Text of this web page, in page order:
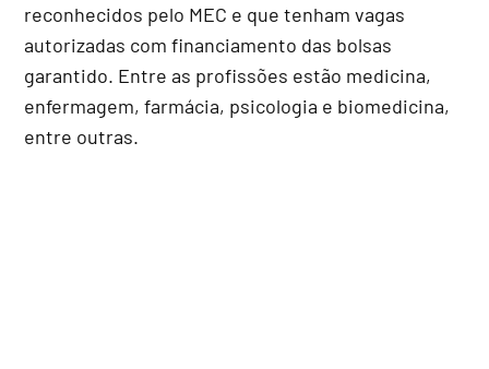
reconhecidos pelo MEC e que tenham vagas
autorizadas com financiamento das bolsas
garantido. Entre as profissões estão medicina,
enfermagem, farmácia, psicologia e biomedicina,
entre outras.